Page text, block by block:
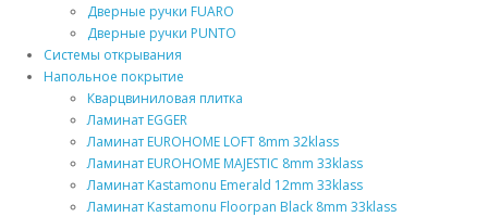
Дверные ручки FUARO
Дверные ручки PUNTO
Системы открывания
Напольное покрытие
Кварцвиниловая плитка
Ламинат EGGER
Ламинат EUROHOME LOFT 8mm 32klass
Ламинат EUROHOME MAJESTIC 8mm 33klass
Ламинат Kastamonu Emerald 12mm 33klass
Ламинат Kastamonu Floorpan Black 8mm 33klass